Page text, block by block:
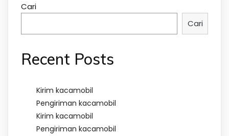
Cari
Cari
Recent Posts
Kirim kacamobil
Pengiriman kacamobil
Kirim kacamobil
Pengiriman kacamobil